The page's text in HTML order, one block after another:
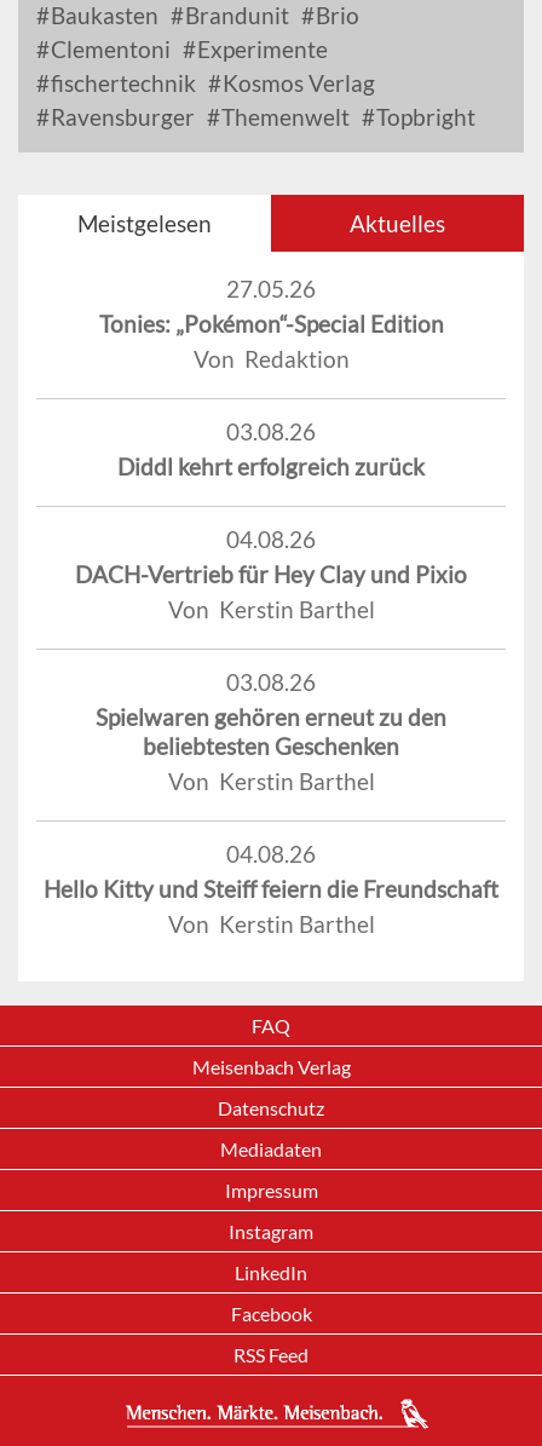
Baukasten Brandunit
Brio
Clementoni
Experimente
fischertechnik
Kosmos Verlag
Ravensburger
Themenwelt Topbright
Meistgelesen Aktuelles
27.05.26
Tonies: „Pokémon“-Special Edition
Von Redaktion
03.08.26
Diddl kehrt erfolgreich zurück
04.08.26
DACH-Vertrieb für Hey Clay und Pixio
Von Kerstin Barthel
03.08.26
Spielwaren gehören erneut zu den
beliebtesten Geschenken
Von Kerstin Barthel
04.08.26
Hello Kitty und Steiff feiern die Freundschaft
Von Kerstin Barthel
FAQ
Meisenbach Verlag
Datenschutz
Mediadaten
Impressum
Instagram
LinkedIn
Facebook
RSS Feed